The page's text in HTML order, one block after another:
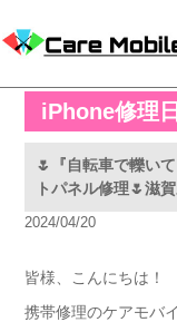
iPhone修理
🌷『自転車で轢い
トパネル修理🌷滋
2024/04/20
皆様、こんにちは！
携帯修理のケアモバ